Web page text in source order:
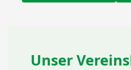
Unser